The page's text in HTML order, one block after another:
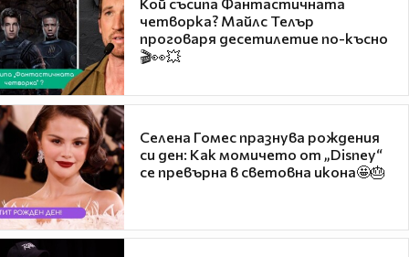
четворка? Майлс Телър
проговаря десетилетие по-късно
🎬👀💥
Селена Гомес празнува рождения
си ден: Как момичето от „Disney“
се превърна в световна икона🤩🎂